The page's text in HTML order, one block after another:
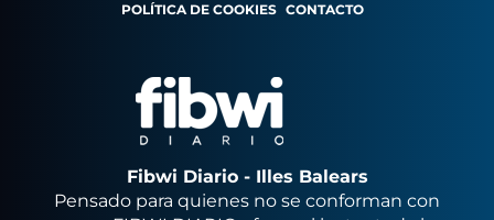
POLÍTICA DE COOKIES CONTACTO
Fibwi Diario - Illes Balears
Pensado para quienes no se conforman con